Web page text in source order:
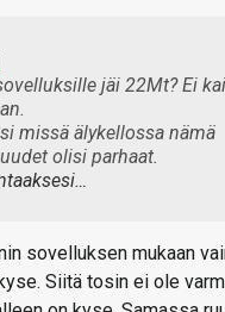
jäi 22Mt? Ei
missä älykellossa nämä
olisi parhaat.
sovelluksen mukaan
Siitä tosin ei ole